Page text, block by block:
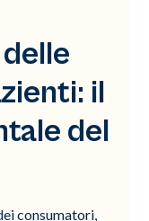
il
del
consumatori,